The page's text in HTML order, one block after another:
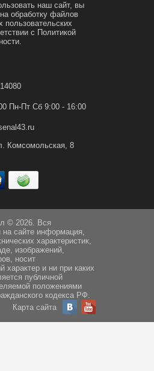
наш сайт, вы
обработку файлов
пользовательских
с Политикой
Пн-Пт Сб 9:00 - 16:00
Комсомольская, 8
© 2026. Вся
на сайте информация,
характеристик,
изображений,
носит
характер и ни при каких
публичной
положениями
кодекса РФ.
Карта сайта